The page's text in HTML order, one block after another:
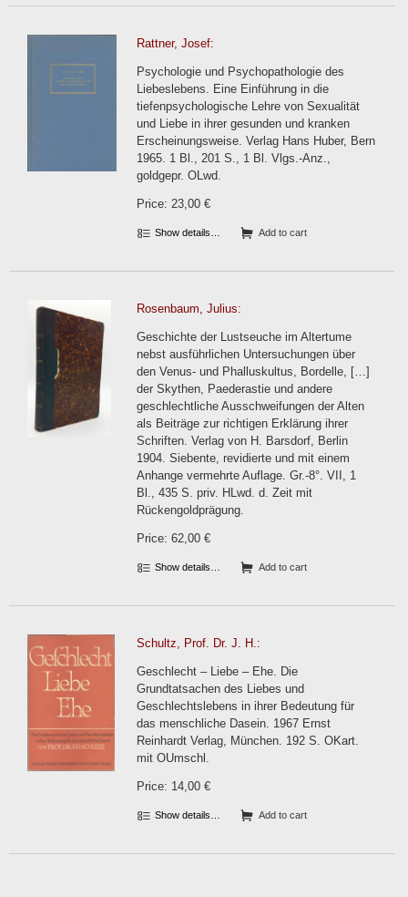
Rattner, Josef:
Psychologie und Psychopathologie des
Liebeslebens. Eine Einführung in die
tiefenpsychologische Lehre von Sexualität
und Liebe in ihrer gesunden und kranken
Erscheinungsweise. Verlag Hans Huber, Bern
1965. 1 Bl., 201 S., 1 Bl. Vlgs.-Anz.,
goldgepr. OLwd.
Price: 23,00 €
Show details… Add to cart
Rosenbaum, Julius:
Geschichte der Lustseuche im Altertume
nebst ausführlichen Untersuchungen über
den Venus- und Phalluskultus, Bordelle, […]
der Skythen, Paederastie und andere
geschlechtliche Ausschweifungen der Alten
als Beiträge zur richtigen Erklärung ihrer
Schriften. Verlag von H. Barsdorf, Berlin
1904. Siebente, revidierte und mit einem
Anhange vermehrte Auflage. Gr.-8°. VII, 1
Bl., 435 S. priv. HLwd. d. Zeit mit
Rückengoldprägung.
Price: 62,00 €
Show details… Add to cart
Schultz, Prof. Dr. J. H.:
Geschlecht – Liebe – Ehe. Die
Grundtatsachen des Liebes und
Geschlechtslebens in ihrer Bedeutung für
das menschliche Dasein. 1967 Ernst
Reinhardt Verlag, München. 192 S. OKart.
mit OUmschl.
Price: 14,00 €
Show details… Add to cart